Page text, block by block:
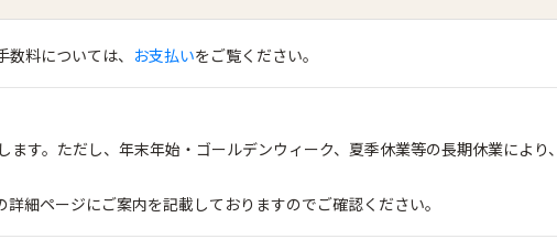
料については、 お支払いをご覧ください。
す。ただし、年末年始・ゴールデンウィーク、夏季休業等の長期休業によ
細ページにご案内を記載しておりますのでご確認ください。